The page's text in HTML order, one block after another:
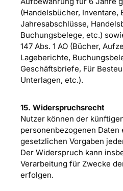
(Handelsbücher, Inventare,
Jahresabschlüsse,
Buchungsbelege, etc.)
147 Abs. 1 AO (Bücher,
Lageberichte,
Geschäftsbriefe, Für
Unterlagen, etc.).
15. Widerspruchsrecht
Nutzer können der
personenbezogenen
gesetzlichen Vorgaben
Der Widerspruch kann
Verarbeitung für Zwecke
erfolgen.